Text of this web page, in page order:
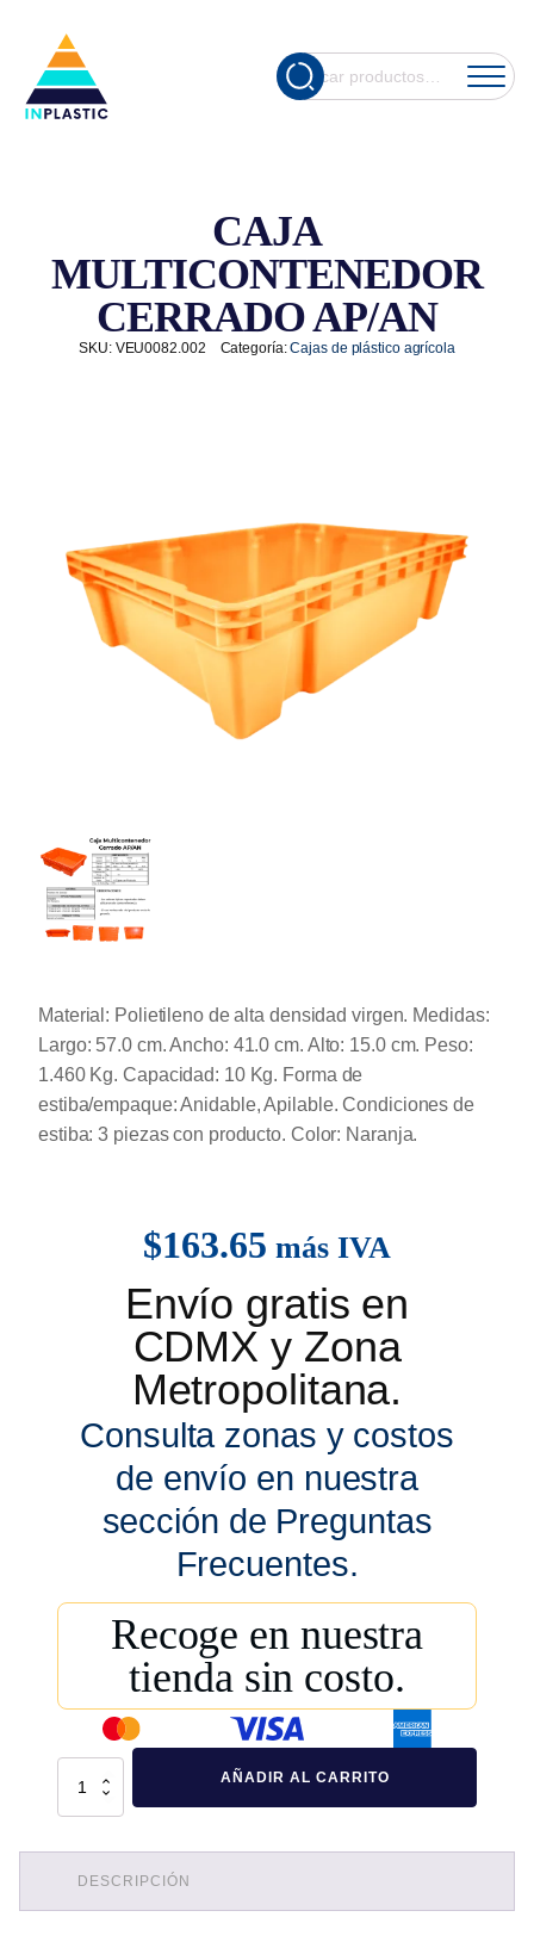
Buscar
por:
Cuando hay
CAJA
MULTICONTENEDOR
CERRADO AP/AN
SKU: VEU0082.002 Categoría:Cajas de plástico agrícola
Material: Polietileno de alta densidad virgen. Medidas:
Largo: 57.0 cm. Ancho: 41.0 cm. Alto: 15.0 cm. Peso:
1.460 Kg. Capacidad: 10 Kg. Forma de
estiba/empaque: Anidable, Apilable. Condiciones de
estiba: 3 piezas con producto. Color: Naranja.
$163.65 más IVA
Envío gratis en
CDMX y Zona
Metropolitana.
Consulta zonas y costos
de envío en nuestra
sección de Preguntas
Frecuentes.
Recoge en nuestra
tienda sin costo.
Multicontenedor
AÑADIR AL CARRITO
DESCRIPCIÓN